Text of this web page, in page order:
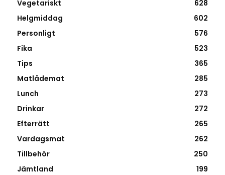
Vegetariskt
628
Helgmiddag
602
Personligt
576
Fika
523
Tips
365
Matlådemat
285
Lunch
273
Drinkar
272
Efterrätt
265
Vardagsmat
262
Tillbehör
250
Jämtland
199